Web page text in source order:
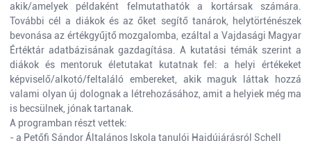
akik/amelyek példaként felmutathatók a kortársak számára.
További cél a diákok és az őket segítő tanárok, helytörténészek
bevonása az értékgyűjtő mozgalomba, ezáltal a Vajdasági Magyar
Értéktár adatbázisának gazdagítása. A kutatási témák szerint a
diákok és mentoruk életutakat kutatnak fel: a helyi értékeket
képviselő/alkotó/feltaláló embereket, akik maguk láttak hozzá
valami olyan új dolognak a létrehozásához, amit a helyiek még ma
is becsülnek, jónak tartanak.
A programban részt vettek:
- a Petőfi Sándor Általános Iskola tanulói Hajdújárásról Schell